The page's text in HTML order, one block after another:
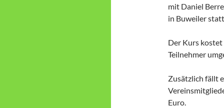
mit Daniel
in Buweiler
Der Kurs
Teilnehmer
Zusätzlich fällt
Euro.